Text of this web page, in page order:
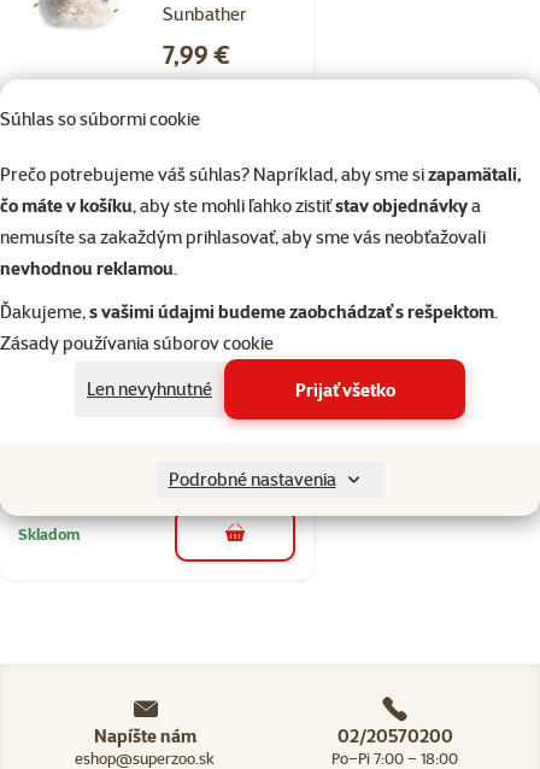
Súhlas so súbormi cookie
Prečo potrebujeme váš súhlas? Napríklad, aby sme sizapamätali,
čo máte v košíku, aby ste mohli ľahko zistiťstav objednávkya
nemusíte sa zakaždým prihlasovať, aby sme vás neobťažovali
nevhodnou reklamou.
Ďakujeme,s vašimi údajmi budeme zaobchádzať s rešpektom.
Zásady používania súborov cookie
Len nevyhnutné
Prijať všetko
Podrobné nastavenia
Sunbather
Cena
7,99 €
Skladom do košíka
Okuliare pre
psov M-Pets
Daytrip
Hodnotenie 0%
Cena
6,99 €
Skladom do košíka
Napíšte nám
eshop@superzoo.sk
02/20570200
Po–Pi 7:00 – 18:00